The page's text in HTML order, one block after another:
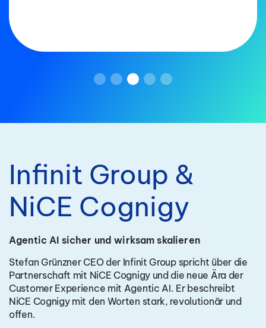
Infinit Group &
NiCE Cognigy
Agentic AI sicher und wirksam skalieren
Stefan Grünzner CEO der Infinit Group spricht über die
Partnerschaft mit NiCE Cognigy und die neue Ära der
Customer Experience mit Agentic AI. Er beschreibt
NiCE Cognigy mit den Worten stark, revolutionär und
offen.